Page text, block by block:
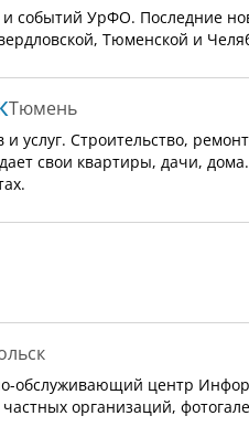
и событий УрФО. Последние
Тюменской и
Тюмень
услуг. Строительство,
свои квартиры, дачи,
центр
организаций,